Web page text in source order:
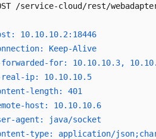
/service-cloud/rest/
10.10.10.2:18446
Keep-Alive
for: 10.10.10.3,
real-ip: 10.10.10.5
length: 401
host: 10.10.10.6
agent: java/socket
type: application/